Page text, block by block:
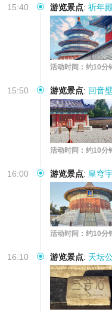
15:40 游览景点: 祈年
活动时间：约10分
15:50 游览景点: 回音
活动时间：约10分
16:00 游览景点: 皇穹
活动时间：约10分
16:10 游览景点: 天坛